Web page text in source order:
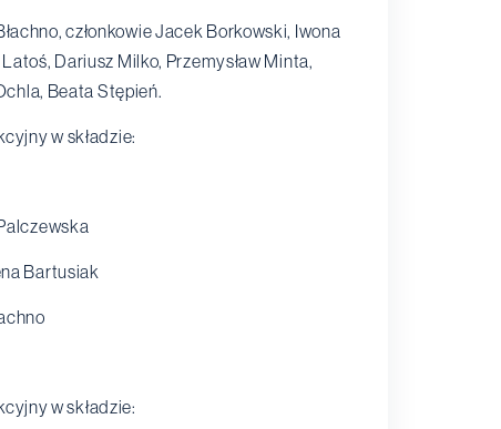
członkowie Jacek Borkowski, Iwona
Dariusz Milko, Przemysław Minta,
Beata Stępień.
w składzie:
Bartusiak
w składzie: